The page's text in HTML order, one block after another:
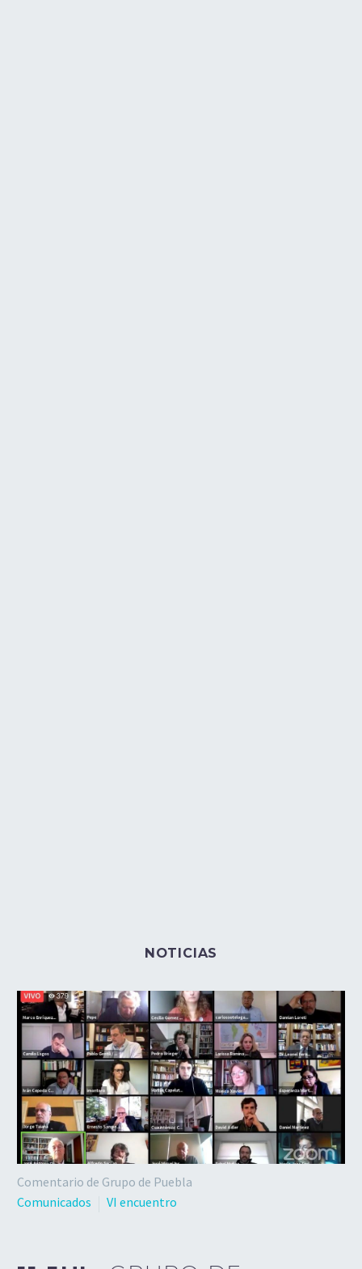
NOTICIAS
Comentario de Grupo de Puebla
Comunicados
VI encuentro